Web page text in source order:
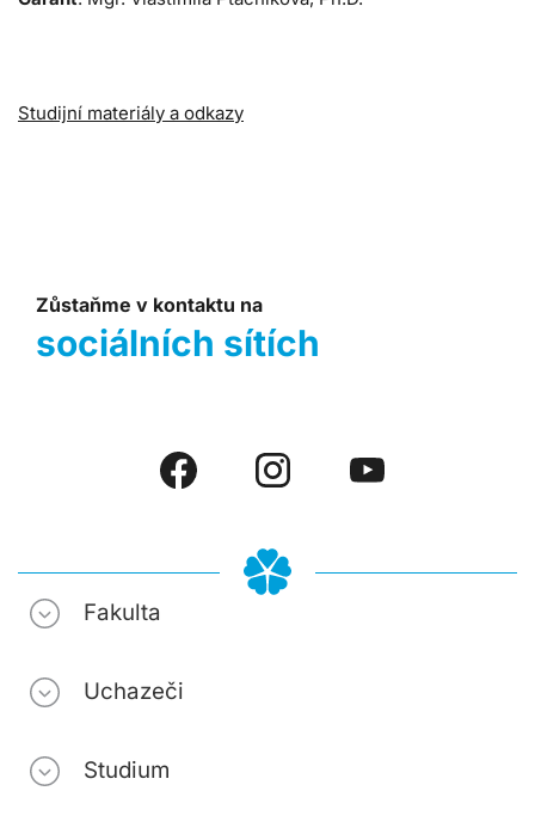
Studijní materiály a odkazy
Zůstaňme v kontaktu na
sociálních sítích
Fakulta
Uchazeči
Studium